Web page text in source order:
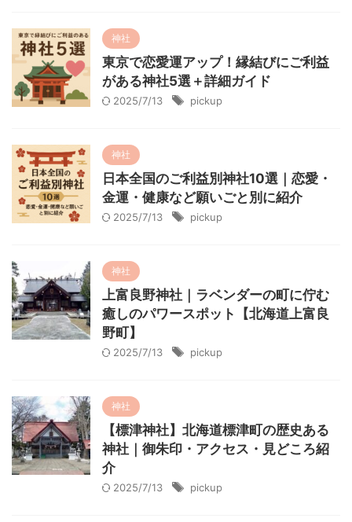
神社
東京で恋愛運アップ！縁結びにご利益
がある神社5選＋詳細ガイド
2025/7/13 pickup
神社
日本全国のご利益別神社10選｜恋愛・
金運・健康など願いごと別に紹介
2025/7/13 pickup
神社
上富良野神社｜ラベンダーの町に佇む
癒しのパワースポット【北海道上富良
野町】
2025/7/13 pickup
神社
【標津神社】北海道標津町の歴史ある
神社｜御朱印・アクセス・見どころ紹
介
2025/7/13 pickup